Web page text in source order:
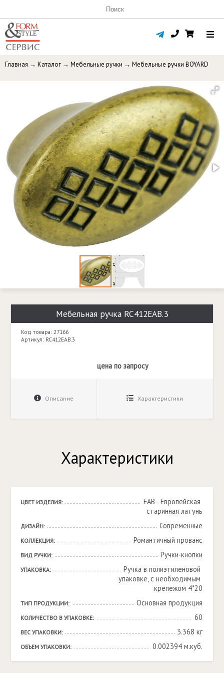
Главная → Каталог → Мебельные ручки → Мебельные ручки BOYARD
Мебельная ручка RC412EAB.3
Код товара: 27166
Артикул: RC412EAB.3
цена по запросу
Описание Характеристики
Характеристики
ЦВЕТ ИЗДЕЛИЯ:
EAB - Европейская
старинная латунь
ДИЗАЙН: Современные
КОЛЛЕКЦИЯ: Романтичный прованс
ВИД РУЧКИ: Ручки-кнопки
УПАКОВКА:
Ручка в полиэтиленовой
упаковке, с необходимым
крепежом 4*20
ТИП ПРОДУКЦИИ: Основная продукция
КОЛИЧЕСТВО В УПАКОВКЕ: 60
ВЕС УПАКОВКИ: 3.368 кг
ОБЪЕМ УПАКОВКИ: 0.002394 м.куб.